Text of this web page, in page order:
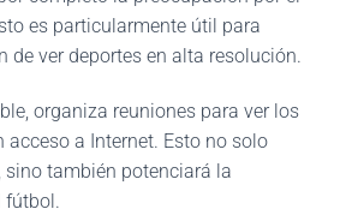
es particularmente útil para
de ver deportes en alta resolución.
organiza reuniones para ver los
acceso a Internet. Esto no solo
también potenciará la
fútbol.